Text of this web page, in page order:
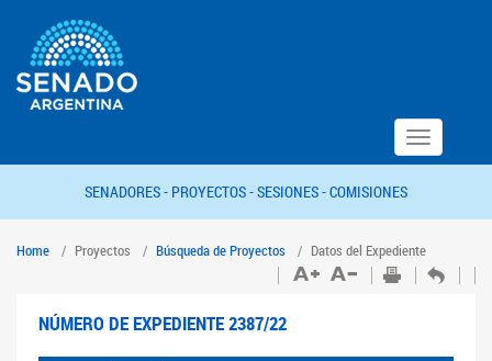
Toggle
navigation
SENADORES - PROYECTOS -SESIONES -COMISIONES
Home Proyectos Búsqueda de Proyectos Datos del Expediente
NÚMERO DE EXPEDIENTE 2387/22